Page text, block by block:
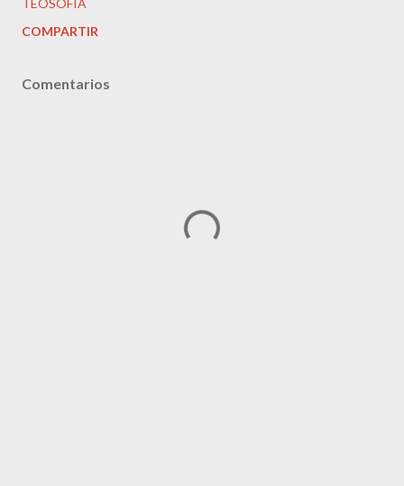
COMPARTIR
Comentarios